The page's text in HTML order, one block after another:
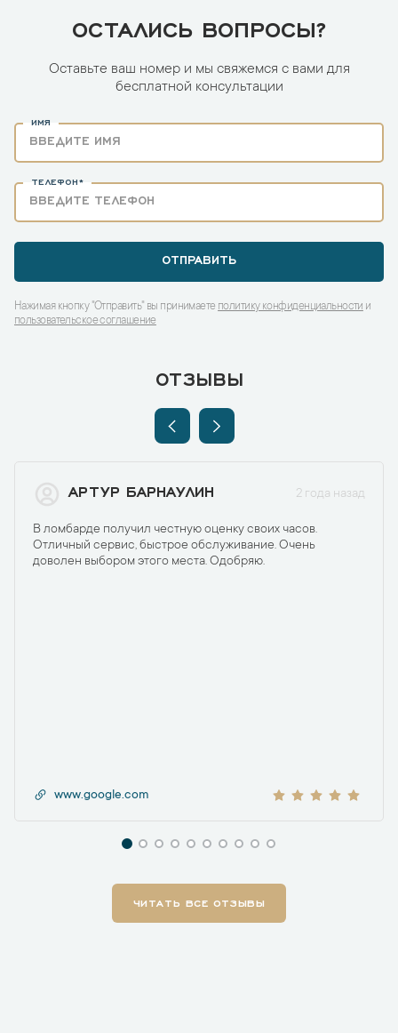
ОСТАЛИСЬ ВОПРОСЫ?
Оставьте ваш номер и мы свяжемся с вами для
бесплатной консультации
ИМЯ
ТЕЛЕФОН*
ОТПРАВИТЬ
Нажимая кнопку "Отправить" вы принимаете политику конфиденциальности и
пользовательское соглашение
ОТЗЫВЫ
АРТУР БАРНАУЛИН 2 года назад
В ломбарде получил честную оценку своих часов.
Отличный сервис, быстрое обслуживание. Очень
доволен выбором этого места. Одобряю.
www.google.com
ЧИТАТЬ ВСЕ ОТЗЫВЫ